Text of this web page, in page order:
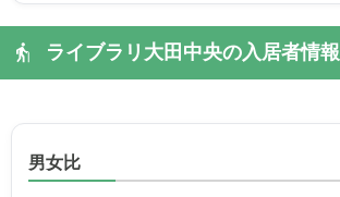
ライブラリ大田中央の入居者情報
男女比